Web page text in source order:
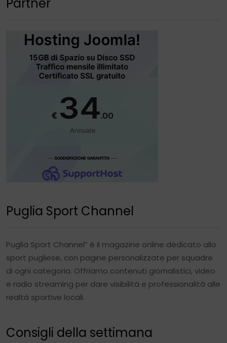
Partner
Puglia Sport Channel
Puglia Sport Channel” è il magazine online dedicato allo
sport pugliese, con pagine personalizzate per squadre
di ogni categoria. Offriamo contenuti giornalistici, video
e radio streaming per dare visibilità e professionalità alle
realtà sportive locali.
Consigli della settimana